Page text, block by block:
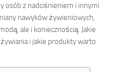
osób z nadciśnieniem i innymi
nawyków żywieniowych,
ale i koniecznością. Jakie
i jakie produkty warto